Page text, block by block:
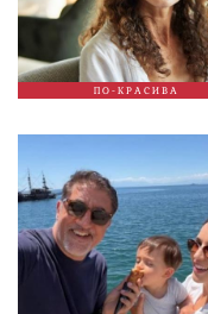
ПО-КРАСИВА